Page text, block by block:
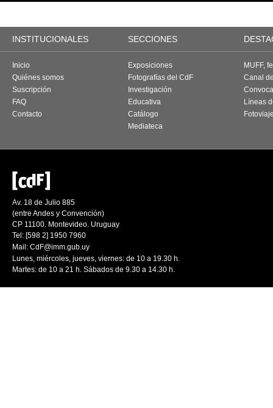
INSTITUCIONALES SECCIONES
Inicio
Quiénes somos
Suscripción
FAQ
Contacto
Exposiciones
Fotografías del CdF
Investigación
Educativa
Catálogo
Mediateca
MUFF,
Canal
Líneas
Av. 18 de Julio 885
(entre Andes y Convención)
CP 11100. Montevideo. Uruguay
Tel: [598 2] 1950 7960
Mail: CdF@imm.gub.uy
Lunes, miércoles, jueves, viernes: de 10 a 19.30 h.
Martes: de 10 a 21 h. Sábados de 9.30 a 14.30 h.